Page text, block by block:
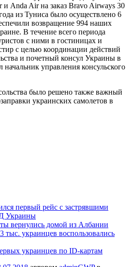
Anda Air на заказ Bravo Airways 30
из Туниса было осуществлено 6
возвращение 994 наших
В течение всего периода
с ними в гостиницах и
с целью координации действий
и почетный консул Украины в
управления консульского
было решено также важный
украинских самолетов в
первый рейс с застрявшими
Украины
вернулись домой из Албании
тыс. украинцев воспользовались
украинцев по ID-картам